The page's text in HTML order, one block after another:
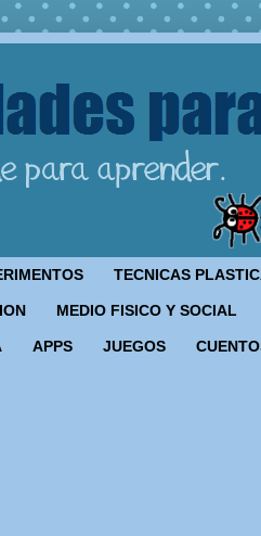
TECNICAS
MEDIO FISICO Y SOCIAL
APPS JUEGOS